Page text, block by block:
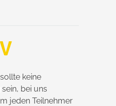
keine
bei uns
jeden Teilnehmer